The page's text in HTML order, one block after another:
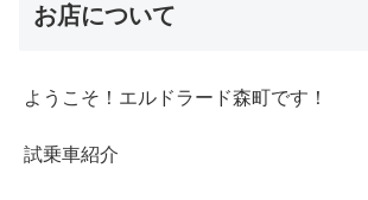
お店について
ようこそ！エルドラード森町です！
試乗車紹介